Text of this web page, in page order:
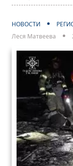
НОВОСТИ
Леся Матвеева